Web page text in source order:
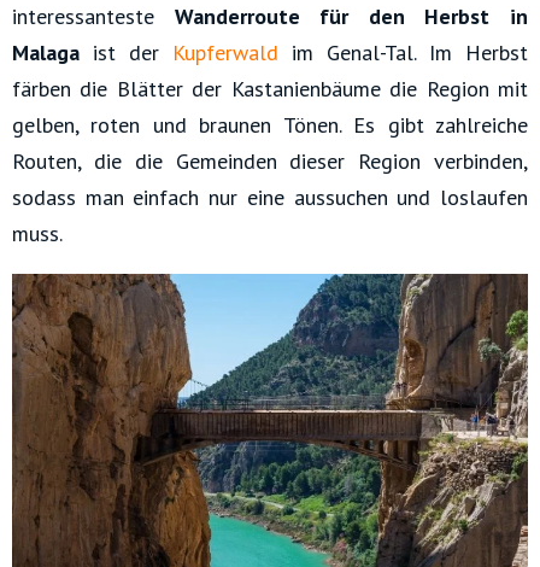
interessanteste Wanderroute für den Herbst in
Malaga ist der Kupferwald im Genal-Tal. Im Herbst
färben die Blätter der Kastanienbäume die Region mit
gelben, roten und braunen Tönen. Es gibt zahlreiche
Routen, die die Gemeinden dieser Region verbinden,
sodass man einfach nur eine aussuchen und loslaufen
muss.